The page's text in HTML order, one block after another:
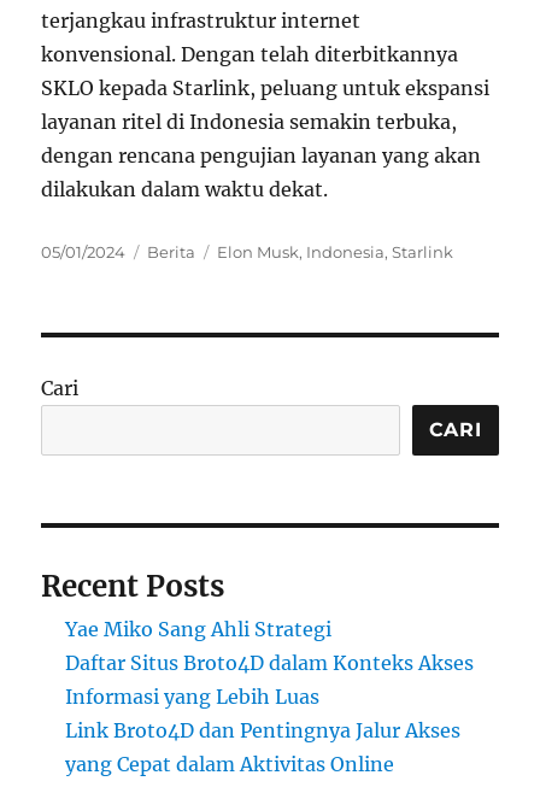
terjangkau infrastruktur internet
konvensional. Dengan telah diterbitkannya
SKLO kepada Starlink, peluang untuk ekspansi
layanan ritel di Indonesia semakin terbuka,
dengan rencana pengujian layanan yang akan
dilakukan dalam waktu dekat.
Posted
05/01/2024 Categories
Berita Tags
Elon Musk, Indonesia,Starlink
Cari
CARI
Recent Posts
Yae Miko Sang Ahli Strategi
Daftar Situs Broto4D dalam Konteks Akses
Informasi yang Lebih Luas
Link Broto4D dan Pentingnya Jalur Akses
yang Cepat dalam Aktivitas Online